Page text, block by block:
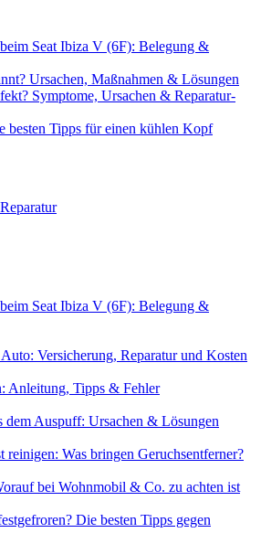
Seat Ibiza V (6F): Belegung &
Ursachen, Maßnahmen & Lösungen
Symptome, Ursachen & Reparatur-
besten Tipps für einen kühlen Kopf
Seat Ibiza V (6F): Belegung &
Versicherung, Reparatur und Kosten
Anleitung, Tipps & Fehler
dem Auspuff: Ursachen & Lösungen
reinigen: Was bringen Geruchsentferner?
bei Wohnmobil & Co. zu achten ist
Die besten Tipps gegen